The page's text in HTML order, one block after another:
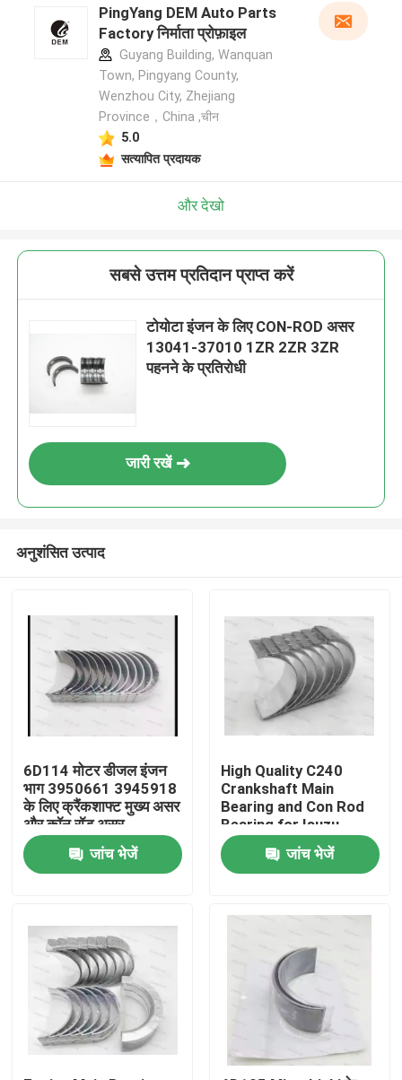
वीडियो
PingYang DEM Auto Parts
Factory निर्माता प्रोफ़ाइल
Guyang Building, Wanquan
Town, Pingyang County,
Wenzhou City, Zhejiang
Province，China ,चीन
5.0
सत्यापित प्रदायक
और देखो
सबसे उत्तम प्रतिदान प्राप्त करें
टोयोटा इंजन के लिए CON-ROD असर
13041-37010 1ZR 2ZR 3ZR
पहनने के प्रतिरोधी
जारी रखें
अनुशंसित उत्पाद
6D114 मोटर डीजल इंजन
भाग 3950661 3945918
के लिए क्रैंकशाफ्ट मुख्य असर
और कॉन रॉड असर
जांच भेजें
High Quality C240
Crankshaft Main
Bearing and Con Rod
Bearing for Isuzu
Motor Diesel Engine
Part
जांच भेजें